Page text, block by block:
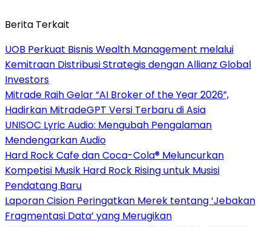
Berita Terkait
UOB Perkuat Bisnis Wealth Management melalui
Kemitraan Distribusi Strategis dengan Allianz Global
Investors
Mitrade Raih Gelar “AI Broker of the Year 2026”,
Hadirkan MitradeGPT Versi Terbaru di Asia
UNISOC Lyric Audio: Mengubah Pengalaman
Mendengarkan Audio
Hard Rock Cafe dan Coca-Cola® Meluncurkan
Kompetisi Musik Hard Rock Rising untuk Musisi
Pendatang Baru
Laporan Cision Peringatkan Merek tentang ‘Jebakan
Fragmentasi Data’ yang Merugikan